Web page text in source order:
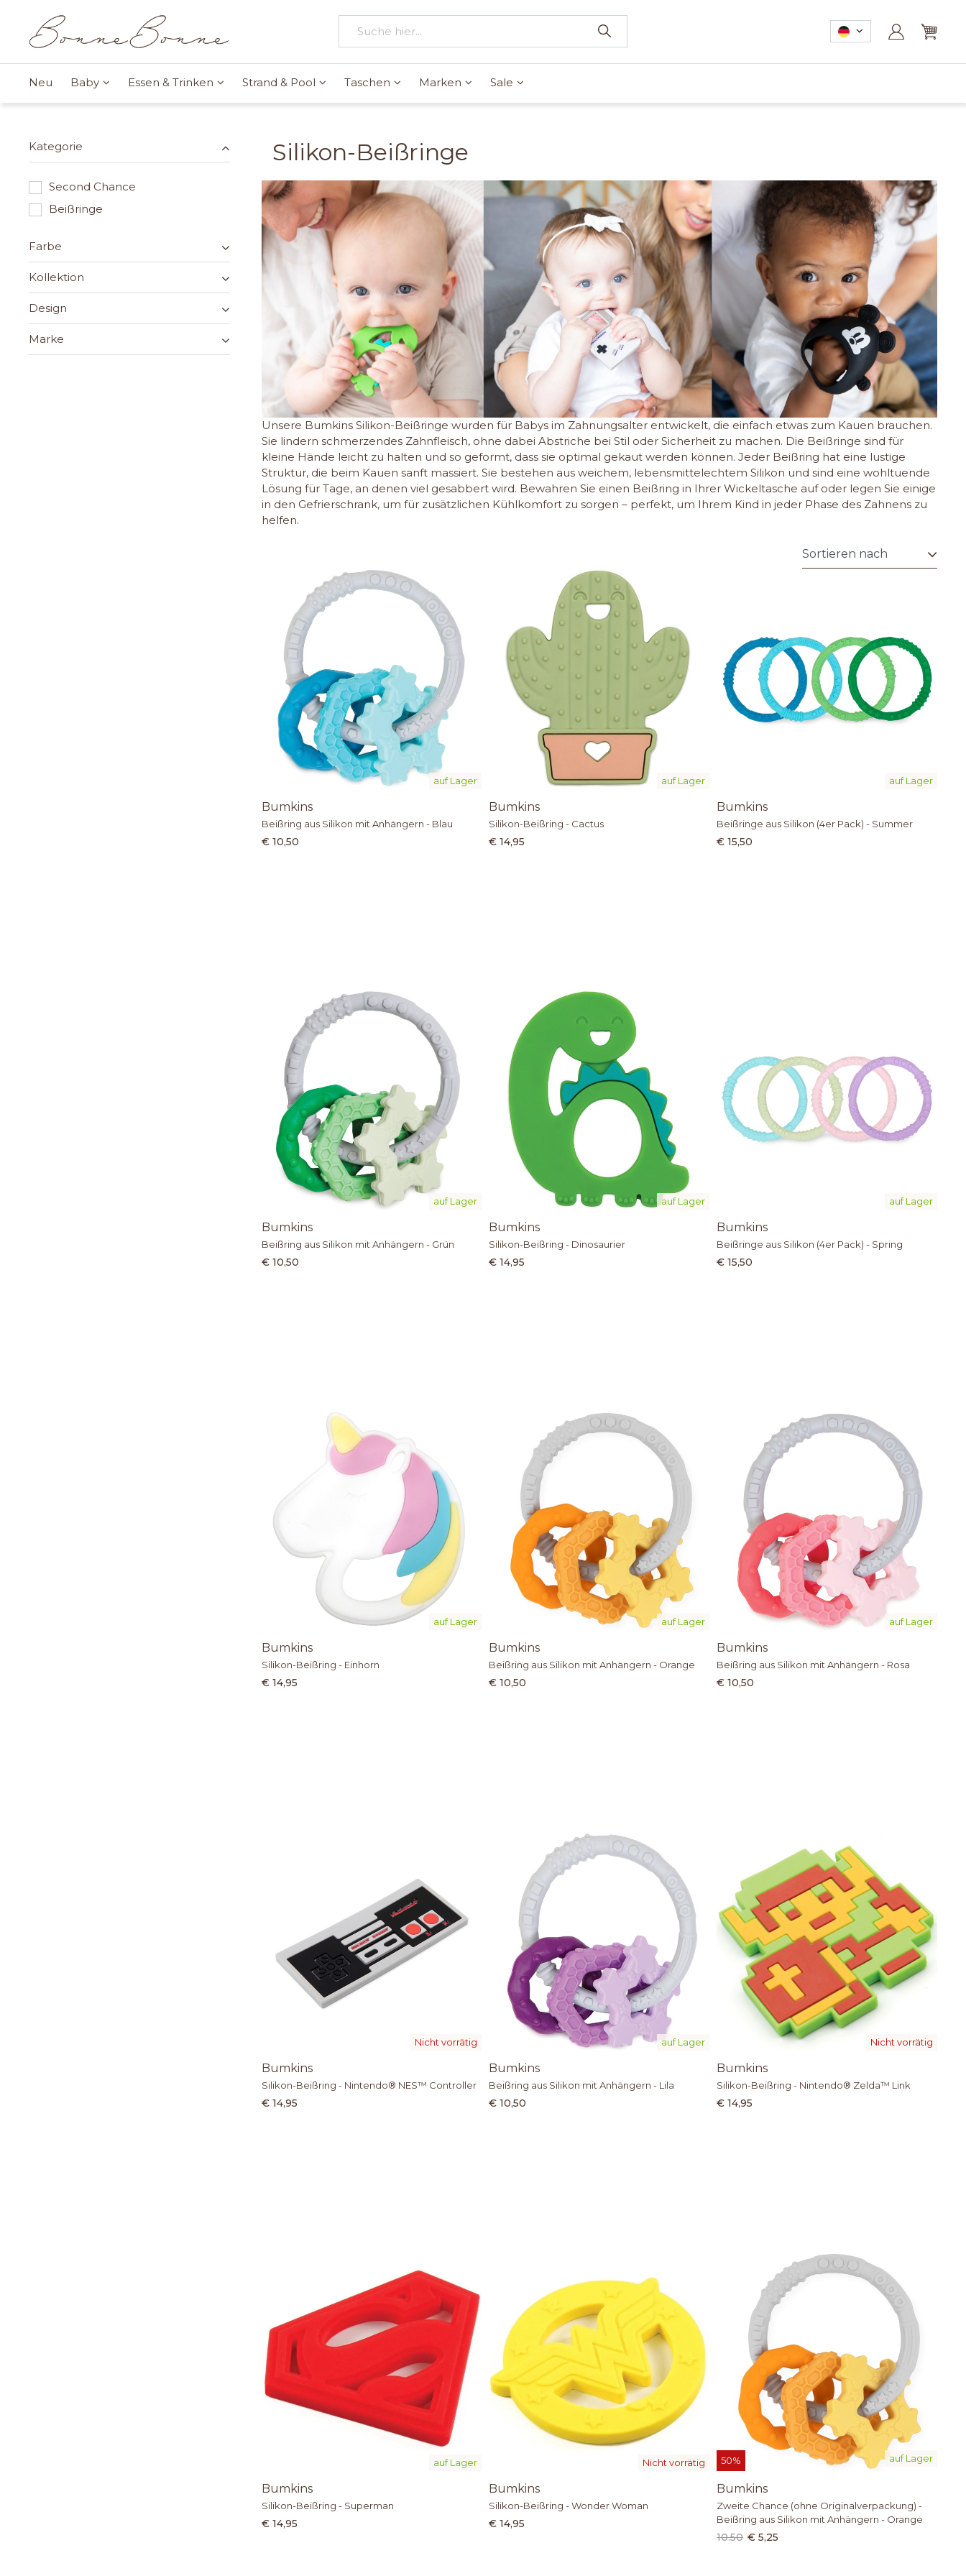
Neu Baby Essen & Trinken Strand & Pool Taschen Marken Sale
Kategorie
Second Chance
Beißringe
Farbe
Kollektion
Design
Marke
Silikon-Beißringe
Unsere Bumkins Silikon-Beißringe wurden für Babys im Zahnungsalter entwickelt, die einfach etwas zum Kauen brauchen.
Sie lindern schmerzendes Zahnfleisch, ohne dabei Abstriche bei Stil oder Sicherheit zu machen. Die Beißringe sind für
kleine Hände leicht zu halten und so geformt, dass sie optimal gekaut werden können. Jeder Beißring hat eine lustige
Struktur, die beim Kauen sanft massiert. Sie bestehen aus weichem, lebensmittelechtem Silikon und sind eine wohltuende
Lösung für Tage, an denen viel gesabbert wird. Bewahren Sie einen Beißring in Ihrer Wickeltasche auf oder legen Sie einige
in den Gefrierschrank, um für zusätzlichen Kühlkomfort zu sorgen – perfekt, um Ihrem Kind in jeder Phase des Zahnens zu
helfen.
auf Lager
Bumkins
Beißring aus Silikon mit Anhängern - Blau
€ 10,50
auf Lager
Bumkins
Silikon-Beißring - Cactus
€ 14,95
auf Lager
Bumkins
Beißringe aus Silikon (4er Pack) - Summer
€ 15,50
auf Lager
Bumkins
Beißring aus Silikon mit Anhängern - Grün
€ 10,50
auf Lager
Bumkins
Silikon-Beißring - Dinosaurier
€ 14,95
auf Lager
Bumkins
Beißringe aus Silikon (4er Pack) - Spring
€ 15,50
auf Lager
Bumkins
Silikon-Beißring - Einhorn
€ 14,95
auf Lager
Bumkins
Beißring aus Silikon mit Anhängern - Orange
€ 10,50
auf Lager
Bumkins
Beißring aus Silikon mit Anhängern - Rosa
€ 10,50
Nicht vorrätig
Bumkins
Silikon-Beißring - Nintendo® NES™ Controller
€ 14,95
auf Lager
Bumkins
Beißring aus Silikon mit Anhängern - Lila
€ 10,50
Nicht vorrätig
Bumkins
Silikon-Beißring - Nintendo® Zelda™ Link
€ 14,95
auf Lager
Bumkins
Silikon-Beißring - Superman
€ 14,95
Nicht vorrätig
Bumkins
Silikon-Beißring - Wonder Woman
€ 14,95
auf Lager
50%
Bumkins
Zweite Chance (ohne Originalverpackung) -
Beißring aus Silikon mit Anhängern - Orange
10.50 € 5,25